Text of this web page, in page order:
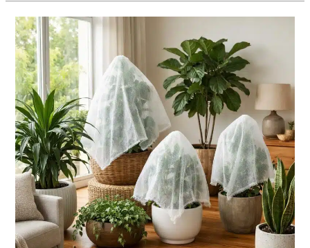
Mit
cleveren
Pflanzenhüllen
das
Raumklima
auf
ein
neues
Level
heben